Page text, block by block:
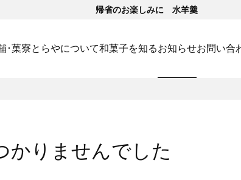
帰省のお楽しみに 水羊羹
･菓寮とらやについて和菓子を知るお知らせお問い合
かりませんでした